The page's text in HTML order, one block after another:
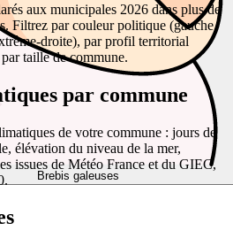
Brebis galeuses
aux municipales 2026 dans plus de
Filtrez par couleur politique (gauche,
droite), par profil territorial
taille de commune.
par commune
de votre commune : jours de
élévation du niveau de la mer,
issues de Météo France et du GIEC,